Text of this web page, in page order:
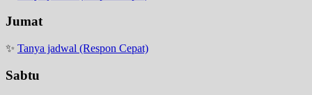
Jumat
✨ Tanya jadwal (Respon Cepat)
Sabtu